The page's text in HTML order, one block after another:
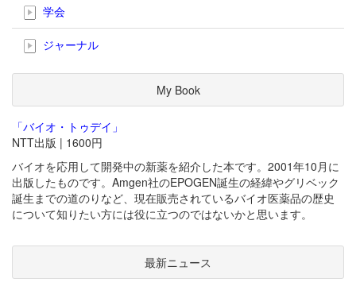
学会
ジャーナル
My Book
「バイオ・トゥデイ」
NTT出版 | 1600円
バイオを応用して開発中の新薬を紹介した本です。2001年10月に
出版したものです。Amgen社のEPOGEN誕生の経緯やグリベック
誕生までの道のりなど、現在販売されているバイオ医薬品の歴史
について知りたい方には役に立つのではないかと思います。
最新ニュース